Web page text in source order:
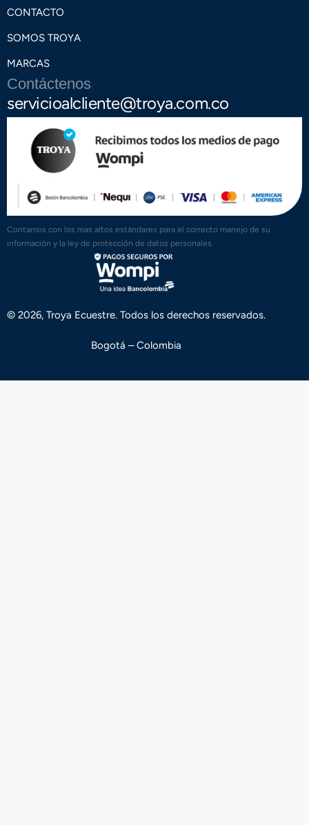
CONTACTO
SOMOS TROYA
MARCAS
Contáctenos
servicioalcliente@troya.com.co
Contamos con los mas altos estándares para el correcto manejo de su
información y la ley de protección de datos personales.
© 2026, Troya Ecuestre. Todos los derechos reservados.
Bogotá – Colombia